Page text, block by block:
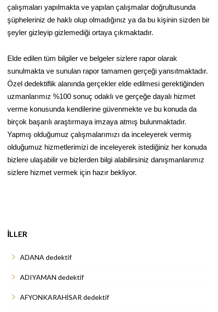
çalışmaları yapılmakta ve yapılan çalışmalar doğrultusunda
şüpheleriniz de haklı olup olmadığınız ya da bu kişinin sizden bir
şeyler gizleyip gizlemediği ortaya çıkmaktadır.
Elde edilen tüm bilgiler ve belgeler sizlere rapor olarak
sunulmakta ve sunulan rapor tamamen gerçeği yansıtmaktadır.
Özel dedektiflik alanında gerçekler elde edilmesi gerektiğinden
uzmanlarımız %100 sonuç odaklı ve gerçeğe dayalı hizmet
verme konusunda kendilerine güvenmekte ve bu konuda da
birçok başarılı araştırmaya imzaya atmış bulunmaktadır.
Yapmış olduğumuz çalışmalarımızı da inceleyerek vermiş
olduğumuz hizmetlerimizi de inceleyerek istediğiniz her konuda
bizlere ulaşabilir ve bizlerden bilgi alabilirsiniz danışmanlarımız
sizlere hizmet vermek için hazır bekliyor.
İLLER
ADANA dedektif
ADIYAMAN dedektif
AFYONKARAHİSAR dedektif